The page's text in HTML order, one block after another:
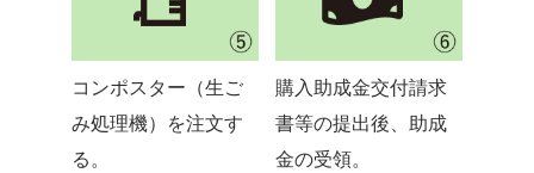
コンポスター（生ご
み処理機）を注文す
る。
購入助成金交付請求
書等の提出後、助成
金の受領。